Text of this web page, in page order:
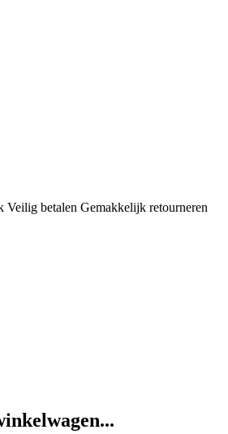
Veilig betalen Gemakkelijk retourneren